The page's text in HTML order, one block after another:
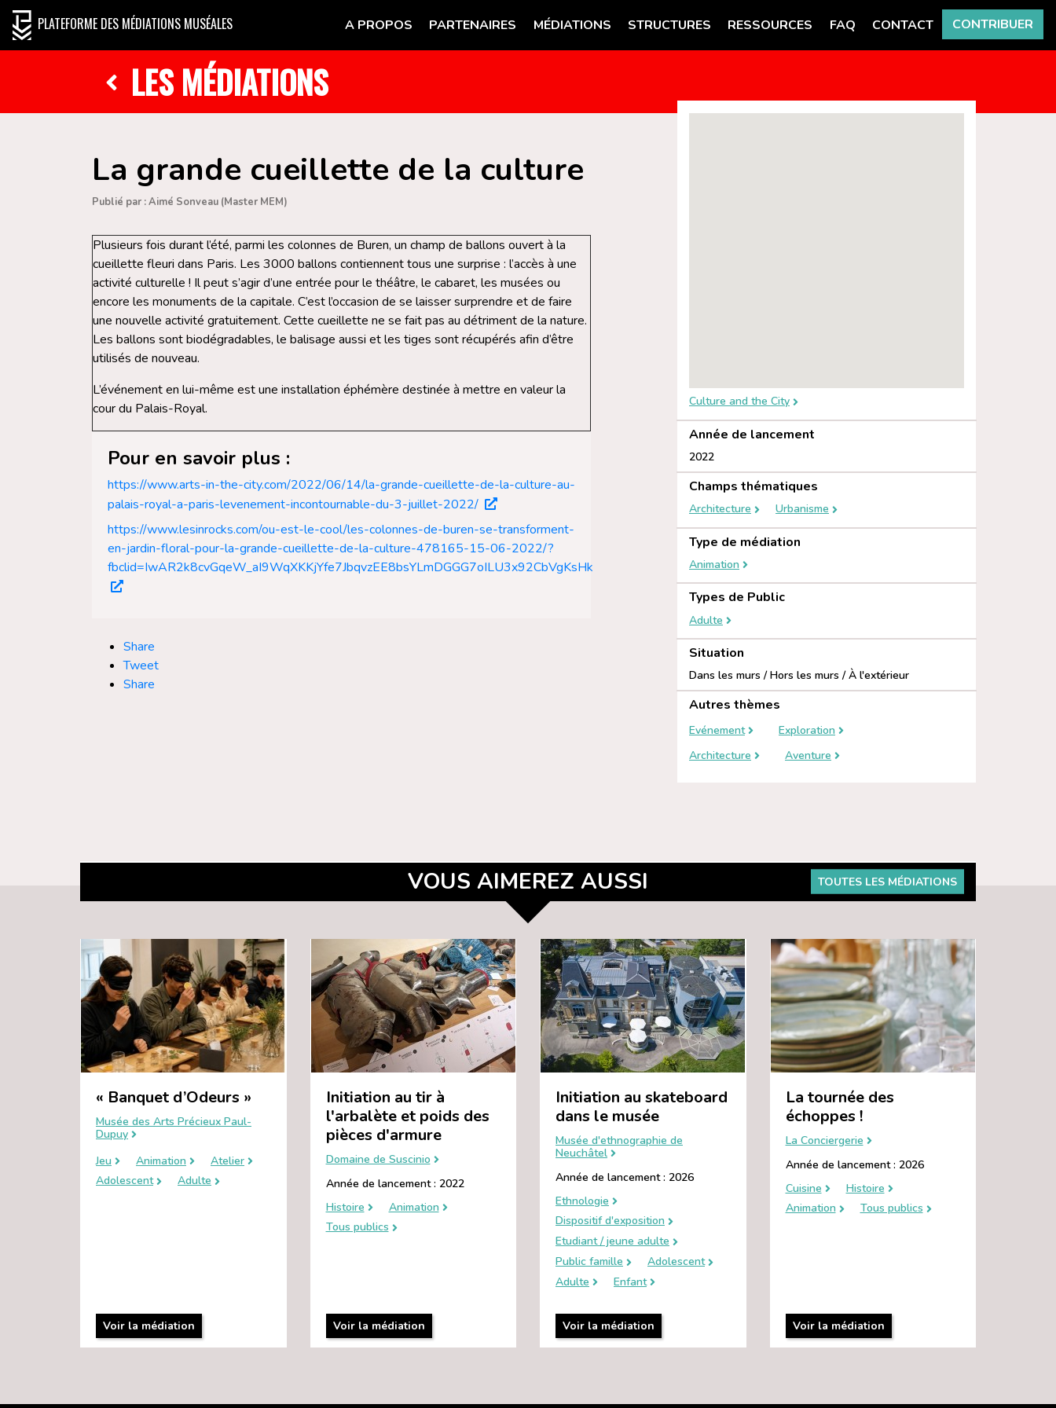
PLATEFORME DES MÉDIATIONS MUSÉALES A PROPOS PARTENAIRES MÉDIATIONS STRUCTURES RESSOURCES FAQ CONTACT CONTRIBUER
LES MÉDIATIONS
La grande cueillette de la culture
Publié par : Aimé Sonveau (Master MEM)
Plusieurs fois durant l’été, parmi les colonnes de Buren, un champ de ballons ouvert à la
cueillette fleuri dans Paris. Les 3000 ballons contiennent tous une surprise : l’accès à une
activité culturelle ! Il peut s’agir d’une entrée pour le théâtre, le cabaret, les musées ou
encore les monuments de la capitale. C’est l’occasion de se laisser surprendre et de faire
une nouvelle activité gratuitement. Cette cueillette ne se fait pas au détriment de la nature.
Les ballons sont biodégradables, le balisage aussi et les tiges sont récupérés afin d’être
utilisés de nouveau.
L’événement en lui-même est une installation éphémère destinée à mettre en valeur la
cour du Palais-Royal.
Pour en savoir plus :
https://www.arts-in-the-city.com/2022/06/14/la-grande-cueillette-de-la-culture-au-
palais-royal-a-paris-levenement-incontournable-du-3-juillet-2022/
https://www.lesinrocks.com/ou-est-le-cool/les-colonnes-de-buren-se-transforment-
en-jardin-floral-pour-la-grande-cueillette-de-la-culture-478165-15-06-2022/?
fbclid=IwAR2k8cvGqeW_aI9WqXKKjYfe7JbqvzEE8bsYLmDGGG7oILU3x92CbVgKsHk
Share
Tweet
Share
Culture and the City
Année de lancement
2022
Champs thématiques
Architecture Urbanisme
Type de médiation
Animation
Types de Public
Adulte
Situation
Dans les murs / Hors les murs / À l'extérieur
Autres thèmes
Evénement
Exploration
Architecture
Aventure
VOUS AIMEREZ AUSSI TOUTES LES MÉDIATIONS
« Banquet d’Odeurs »
Musée des Arts Précieux Paul-
Dupuy
Jeu
Animation
Atelier
Adolescent
Adulte
Voir la médiation
Initiation au tir à
l'arbalète et poids des
pièces d'armure
Domaine de Suscinio
Année de lancement : 2022
Histoire
Animation
Tous publics
Voir la médiation
Initiation au skateboard
dans le musée
Musée d'ethnographie de
Neuchâtel
Année de lancement : 2026
Ethnologie
Dispositif d'exposition
Etudiant / jeune adulte
Public famille
Adolescent
Adulte
Enfant
Voir la médiation
La tournée des
échoppes !
La Conciergerie
Année de lancement : 2026
Cuisine
Histoire
Animation
Tous publics
Voir la médiation